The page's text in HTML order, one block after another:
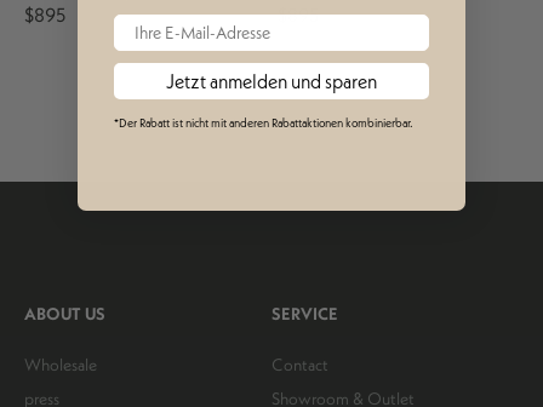
$895
$895
ABOUT US
Wholesale
press
SERVICE
Contact
Showroom & Outlet
Jetzt anmelden und sparen
*Der Rabatt ist nicht mit anderen Rabattaktionen kombinierbar.